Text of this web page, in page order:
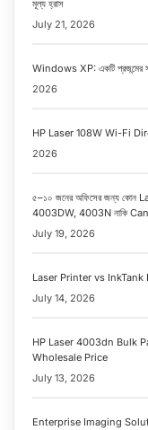
মূল্য হ্রাস
July 21, 2026
Windows XP: একটি প্রজন্মের
2026
HP Laser 108W Wi-Fi
2026
৫–১০ জনের অফিসের জন্য
4003DW, 4003N নাকি
July 19, 2026
Laser Printer vs InkTank
July 14, 2026
HP Laser 4003dn Bulk
Wholesale Price
July 13, 2026
Enterprise Imaging